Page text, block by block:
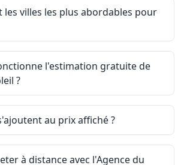
les villes les plus abordables pour
l'estimation gratuite de
?
au prix affiché ?
à distance avec l'Agence du